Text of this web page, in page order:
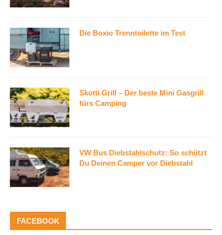
Die Boxio Trenntoilette im Test
Skotti Grill – Der beste Mini Gasgrill
fürs Camping
VW Bus Diebstahlschutz: So schützt
Du Deinen Camper vor Diebstahl
FACEBOOK